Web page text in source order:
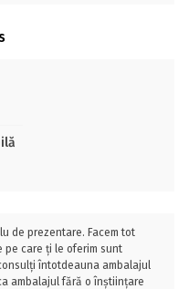
de prezentare. Facem tot
pe care ți le oferim sunt
întotdeauna ambalajul
ambalajul fără o înștiințare